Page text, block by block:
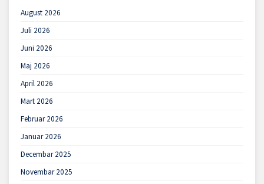
August 2026
Juli 2026
Juni 2026
Maj 2026
April 2026
Mart 2026
Februar 2026
Januar 2026
Decembar 2025
Novembar 2025